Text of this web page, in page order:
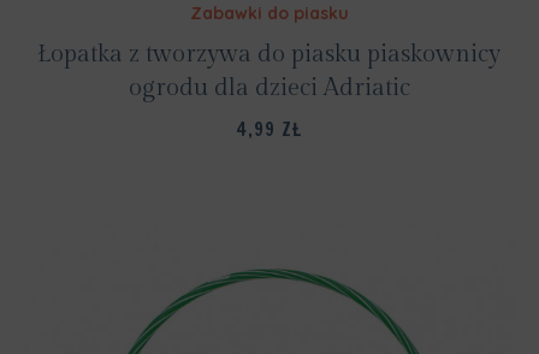
Zabawki do piasku
Łopatka z tworzywa do piasku piaskownicy
ogrodu dla dzieci Adriatic
4,99 ZŁ